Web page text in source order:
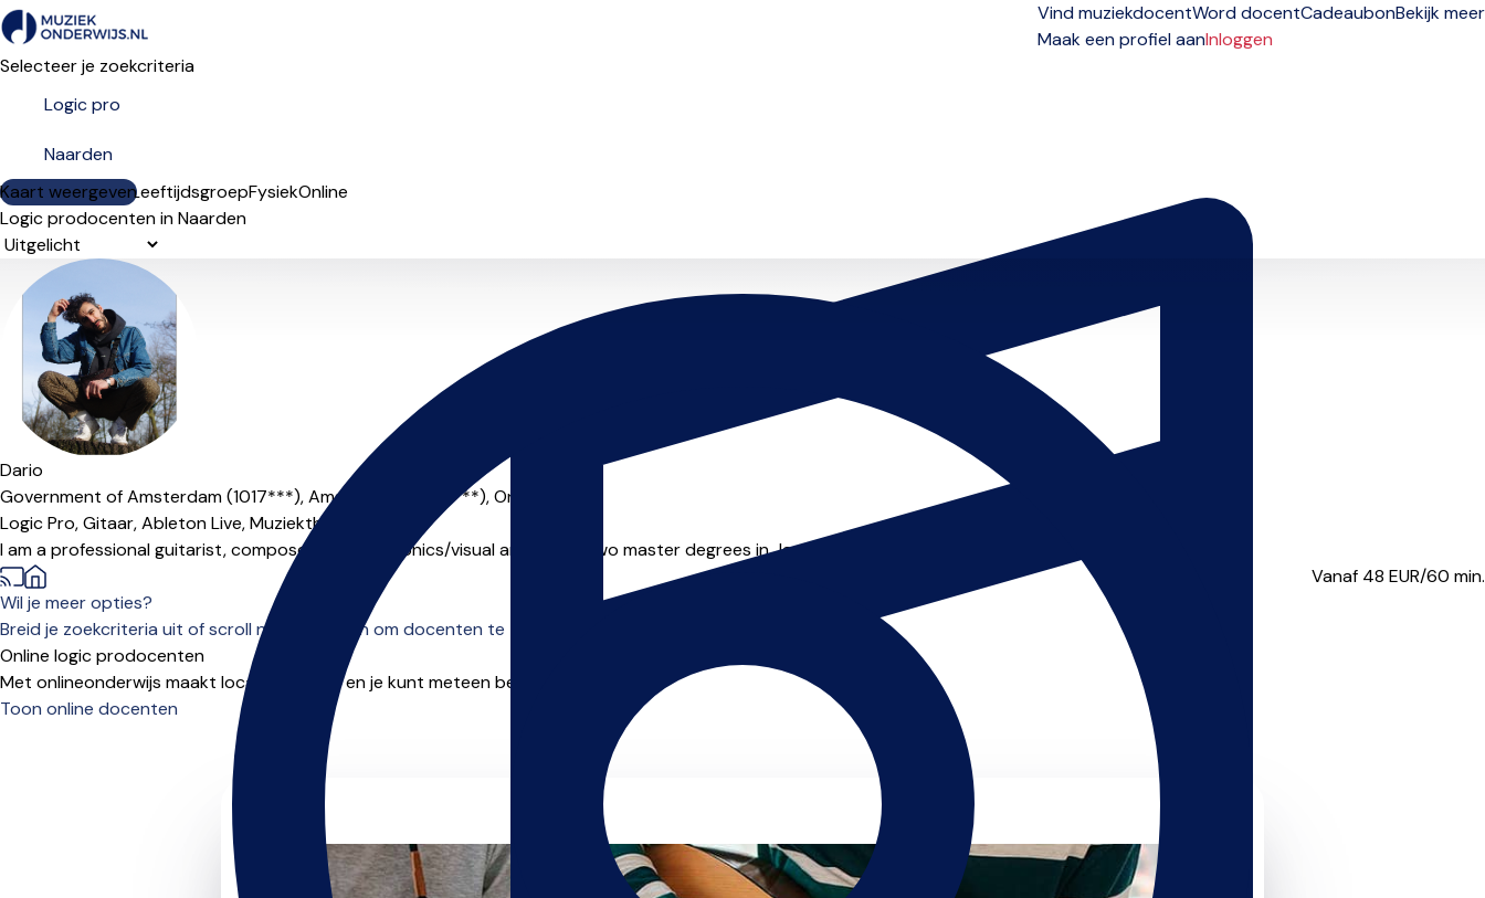
Vind muziekdocentWord docentCadeaubonBekijk meer
Maak een profiel aanInloggen
Selecteer je zoekcriteria
Kaart weergeven
LesdagenNiveauLeeftijdsgroepFysiekOnline
Logic prodocenten in Naarden
Sorteervolgorde
Dario
Government of Amsterdam (1017***),Amsterdam (1034***),Online
Logic Pro,Gitaar,Ableton Live,Muziektheorie
I am a professional guitarist, composer and electronics/visual artist with two master degrees in Jazz and Live-Electronics at Conservatorium van Amste...
Vanaf 48 EUR/60 min.
Wil je meer opties?
Breid je zoekcriteria uit of scroll naar beneden om docenten te zien die online les aanbieden.
Online logic prodocenten
Met onlineonderwijs maakt locatie niet uit, en je kunt meteen beginnen.
Toon online docenten